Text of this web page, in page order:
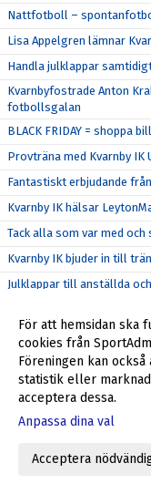
Nattfotboll –
Lisa Appelgren lämnar
Handla julklappar
Kvarnbyfostrade Anton
fotbollsgalan
BLACK FRIDAY = shoppa
Provträna med Kvarnby IK
Fantastiskt erbjudande
Kvarnby IK hälsar
Tack alla som var med
Kvarnby IK bjuder in till
Julklappar till anställda
Richard, Max och Niklas
Stadium Memberdays -
P04 klara för P16
P04 kvalar till P16
Ulf Jansson om
För att hemsidan ska
cookies från
Föreningen kan
statistik eller
acceptera dessa.
Anpassa dina val
Acceptera